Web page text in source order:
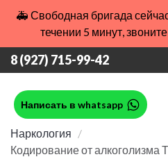
🚑 Свободная бригада
течении 5 минут,
8 (927) 715-99-42
Написать в whatsapp
Наркология
Кодирование от